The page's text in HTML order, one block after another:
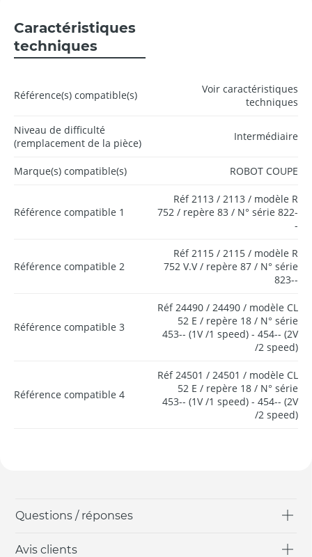
Questions / réponses
Avis clients
Caractéristiques
techniques
Référence(s) compatible(s)
Voir caractéristiques
techniques
Niveau de difficulté
(remplacement de la pièce)
Intermédiaire
Marque(s) compatible(s) ROBOT COUPE
Référence compatible 1
Réf 2113 / 2113 / modèle R
752 / repère 83 / N° série 822-
-
Référence compatible 2
Réf 2115 / 2115 / modèle R
752 V.V / repère 87 / N° série
823--
Référence compatible 3
Réf 24490 / 24490 / modèle CL
52 E / repère 18 / N° série
453-- (1V /1 speed) - 454-- (2V
/2 speed)
Référence compatible 4
Réf 24501 / 24501 / modèle CL
52 E / repère 18 / N° série
453-- (1V /1 speed) - 454-- (2V
/2 speed)